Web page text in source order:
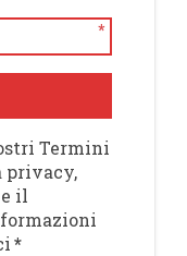
*
Termini
privacy,
il
*